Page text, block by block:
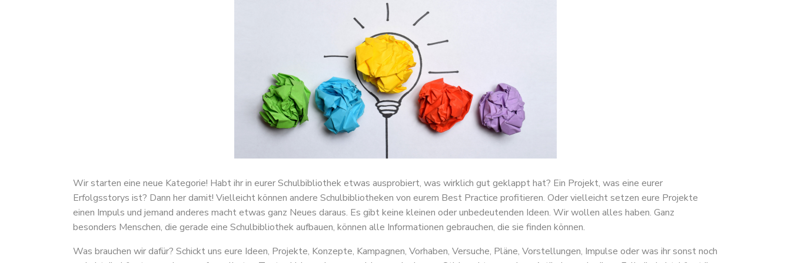
Wir starten eine neue Kategorie! Habt ihr in eurer Schulbibliothek etwas ausprobiert, was wirklich gut geklappt hat? Ein Projekt, was eine eurer
Erfolgsstorys ist? Dann her damit! Vielleicht können andere Schulbibliotheken von eurem Best Practice profitieren. Oder vielleicht setzen eure Projekte
einen Impuls und jemand anderes macht etwas ganz Neues daraus. Es gibt keine kleinen oder unbedeutenden Ideen. Wir wollen alles haben. Ganz
besonders Menschen, die gerade eine Schulbibliothek aufbauen, können alle Informationen gebrauchen, die sie finden können.
Was brauchen wir dafür? Schickt uns eure Ideen, Projekte, Konzepte, Kampagnen, Vorhaben, Versuche, Pläne, Vorstellungen, Impulse oder was ihr sonst noch